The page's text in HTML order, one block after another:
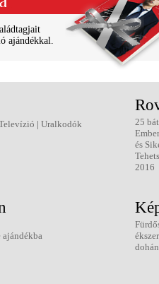
ajándékkal.
| Uralkodók
25
és
2016
ajándékba